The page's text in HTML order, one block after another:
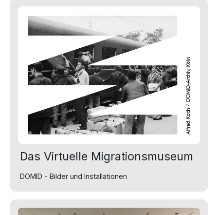
Das Virtuelle Migrationsmuseum
DOMID - Bilder und Installationen